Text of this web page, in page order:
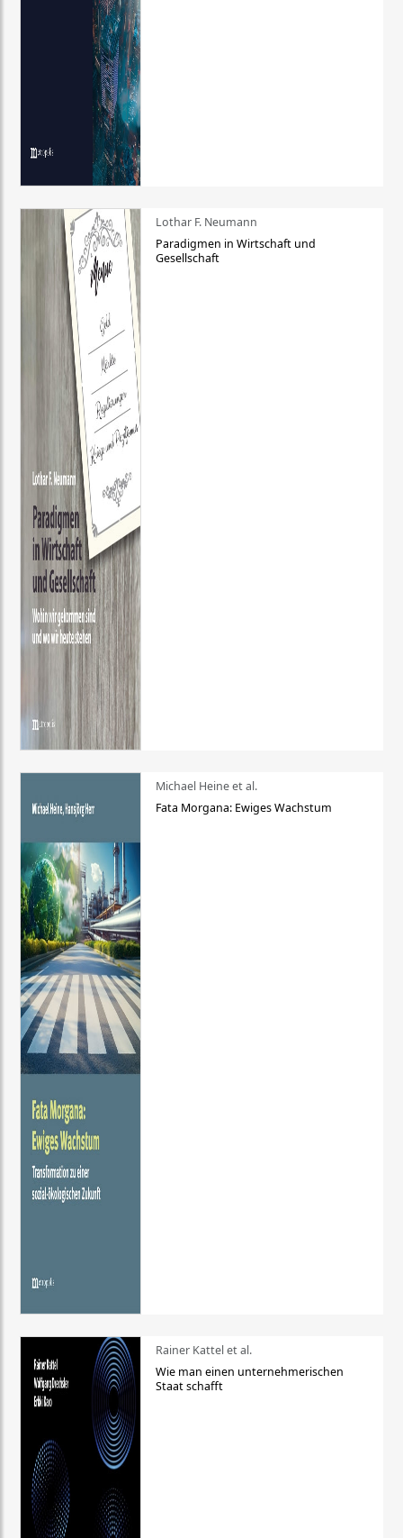
Lothar F. Neumann
Paradigmen in Wirtschaft und
Gesellschaft
Michael Heine et al.
Fata Morgana: Ewiges Wachstum
Rainer Kattel et al.
Wie man einen unternehmerischen
Staat schafft